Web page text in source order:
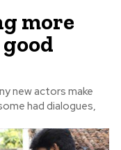
more
new actors make
had dialogues,